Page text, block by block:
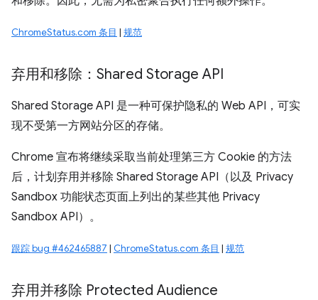
ChromeStatus.com 条目 | 规范
弃用和移除：Shared Storage API
Shared Storage API 是一种可保护隐私的 Web API，可实
现不受第一方网站分区的存储。
Chrome 宣布将继续采取当前处理第三方 Cookie 的方法
后，计划弃用并移除 Shared Storage API（以及 Privacy
Sandbox 功能状态页面上列出的某些其他 Privacy
Sandbox API）。
跟踪 bug #462465887 | ChromeStatus.com 条目 | 规范
弃用并移除 Protected Audience